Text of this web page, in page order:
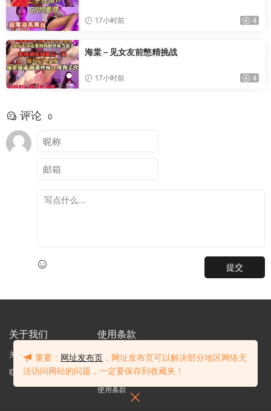
17小时前 4
海棠 – 见女友前憋精挑战
17小时前 4
评论 0
提交
关于我们
关于我们
联系我们
使用条款
关于隐私
免责声明
使用条款
重要： 网址发布页 ，网址发布页可以解决部分地区网络无
法访问网站的问题，一定要保存到收藏夹！